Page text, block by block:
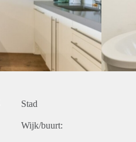
Stad
Wijk/buurt: